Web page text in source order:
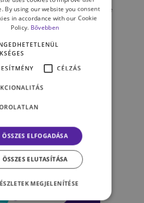
vagy a kényszercselekvések, de
az együttes előfordulás
By using our website you consent
in accordance with our Cookie
Policy. Bővebben
CÉLZÁS
ÖSSZES ELFOGADÁSA
ÖSSZES ELUTASÍTÁSA
MEGJELENÍTÉSE